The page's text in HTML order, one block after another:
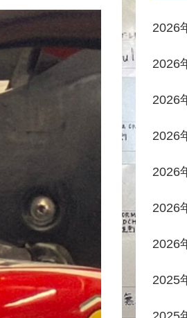
2026
2026
2026
2026
2026
2026
2026
2025